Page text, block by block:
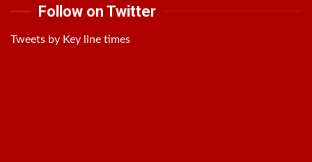
Follow on Twitter
Tweets by Key line times